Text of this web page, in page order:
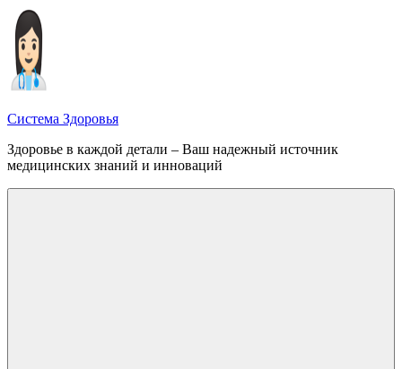
Перейти
содержимому
Система Здоровья
Здоровье в каждой детали – Ваш надежный источник
медицинских знаний и инноваций